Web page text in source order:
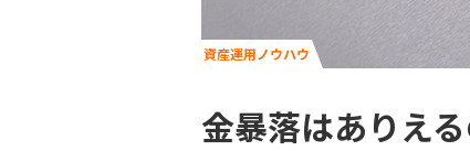
資産運用ノウハウ
金暴落はありえ